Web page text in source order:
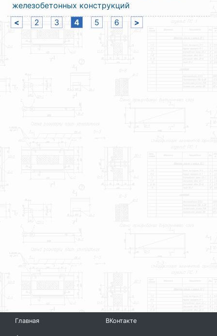
железобетонных конструкций
<
2 3 4 5 6 >
Главная ВКонтакте